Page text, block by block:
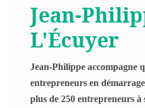
Jean-
L'Écuyer
Jean-Philippe accompagne
entrepreneurs en
plus de 250 entrepreneurs à